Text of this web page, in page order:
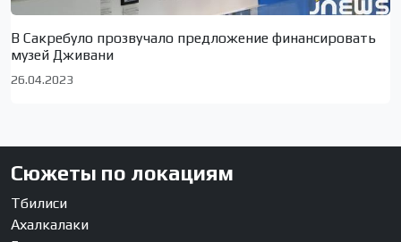
В Сакребуло прозвучало предложение финансировать
музей Дживани
26.04.2023
Сюжеты по локациям
Тбилиси
Ахалкалаки